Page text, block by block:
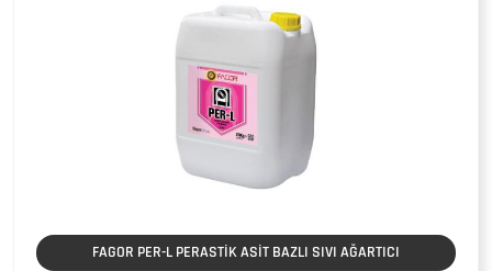
FAGOR PER-L PERASTİK ASİT BAZLI SIVI AĞARTICI